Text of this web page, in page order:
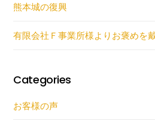
熊本城の復興
有限会社Ｆ事業所様よりお褒めを
Categories
お客様の声